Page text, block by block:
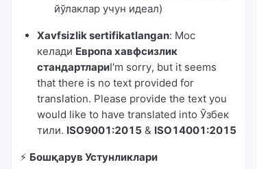
йўлаклар учун идеал)
Xavfsizlik sertifikatlangan: Мос
келади Европа хавфсизлик
стандартлариI'm sorry, but it seems
that there is no text provided for
translation. Please provide the text you
would like to have translated into Ўзбек
тили. ISO9001:2015 & ISO14001:2015
⚡️ Бошқарув Устунликлари